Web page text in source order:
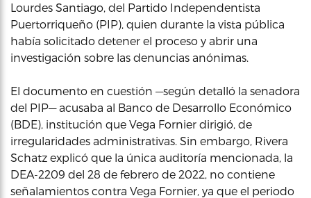
Lourdes Santiago, del Partido Independentista
Puertorriqueño (PIP), quien durante la vista pública
había solicitado detener el proceso y abrir una
investigación sobre las denuncias anónimas.
El documento en cuestión —según detalló la senadora
del PIP— acusaba al Banco de Desarrollo Económico
(BDE), institución que Vega Fornier dirigió, de
irregularidades administrativas. Sin embargo, Rivera
Schatz explicó que la única auditoría mencionada, la
DEA-2209 del 28 de febrero de 2022, no contiene
señalamientos contra Vega Fornier, ya que el periodo